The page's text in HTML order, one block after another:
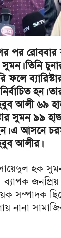
পর রোববার
তিনি
ফলে
হন। তার
আলী ৬৯
সুমন ৯৯
এ আসনে
আলীর।
সায়েদুল হক
সম্পাদক
নানা